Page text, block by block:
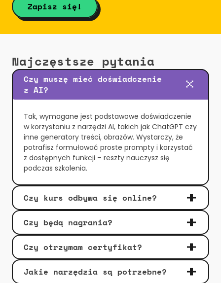
Zapisz się!
Najczęstsze pytania
Czy muszę mieć doświadczenie
z AI?
Tak, wymagane jest podstawowe doświadczenie
w korzystaniu z narzędzi AI, takich jak ChatGPT czy
inne generatory treści, obrazów. Wystarczy, że
potrafisz formułować proste prompty i korzystać
z dostępnych funkcji – reszty nauczysz się
podczas szkolenia.
Czy kurs odbywa się online?
Czy będą nagrania?
Czy otrzymam certyfikat?
Jakie narzędzia są potrzebne?